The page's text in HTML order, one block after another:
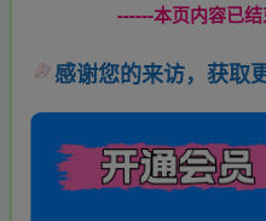
------本页内容已
感谢您的来访，获取